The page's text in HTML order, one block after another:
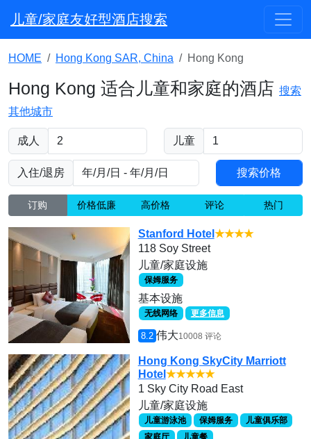
儿童/家庭友好型酒店搜索
HOME Hong Kong SAR, China Hong Kong
Hong Kong 适合儿童和家庭的酒店 搜索
其他城市
成人 儿童
入住/退房
订购 价格低廉 高价格 评论 热门
Stanford Hotel ★★★★
118 Soy Street
儿童/家庭设施
保姆服务
基本设施
无线网络 更多信息
8.2 伟大10008 评论
Hong Kong SkyCity Marriott
Hotel ★★★★★
1 Sky City Road East
儿童/家庭设施
儿童游泳池 保姆服务
儿童俱乐部
家庭厅
儿童餐